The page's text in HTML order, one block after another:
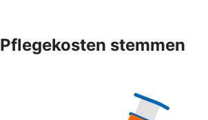
Pflegekosten stemmen